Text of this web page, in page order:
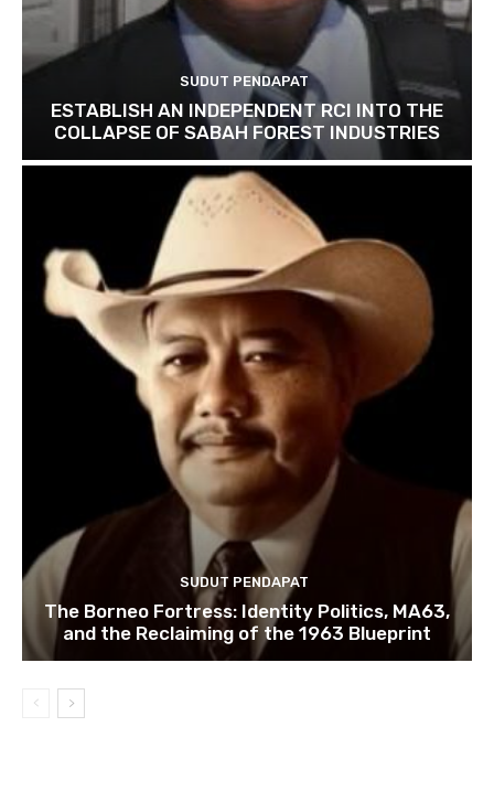
SUDUT PENDAPAT
ESTABLISH AN INDEPENDENT RCI INTO THE
COLLAPSE OF SABAH FOREST INDUSTRIES
SUDUT PENDAPAT
The Borneo Fortress: Identity Politics, MA63,
and the Reclaiming of the 1963 Blueprint